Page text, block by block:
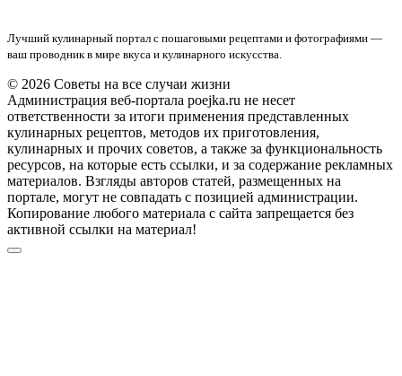
Лучший кулинарный портал с пошаговыми рецептами и фотографиями —
ваш проводник в мире вкуса и кулинарного искусства.
© 2026 Советы на все случаи жизни
Администрация веб-портала poejka.ru не несет
ответственности за итоги применения представленных
кулинарных рецептов, методов их приготовления,
кулинарных и прочих советов, а также за функциональность
ресурсов, на которые есть ссылки, и за содержание рекламных
материалов. Взгляды авторов статей, размещенных на
портале, могут не совпадать с позицией администрации.
Копирование любого материала с сайта запрещается без
активной ссылки на материал!